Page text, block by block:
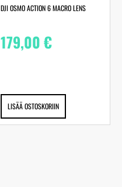
DJI OSMO ACTION 6 MACRO LENS
179,00€
LISÄÄ OSTOSKORIIN